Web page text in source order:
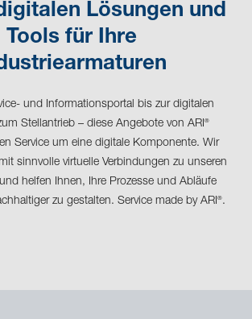
Lösungen und
Tools für Ihre
und Informationsportal bis zur digitalen
Stellantrieb – diese Angebote von ARI®
Service um eine digitale Komponente. Wir
sinnvolle virtuelle Verbindungen zu unseren
helfen Ihnen, Ihre Prozesse und Abläufe
zu gestalten. Service made by ARI®.